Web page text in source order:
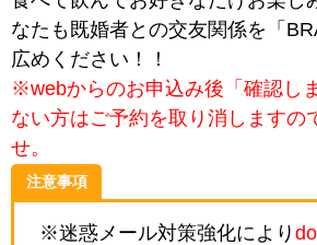
なたも既婚者との交友関係を「
広めください！！
※webからのお申込み後「確認し
ない方はご予約を取り消しますの
せ。
注意事項
※迷惑メール対策強化により